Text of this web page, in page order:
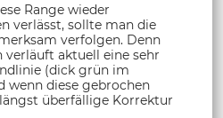
Range wieder
verlässt, sollte man die
verfolgen. Denn
verläuft aktuell eine sehr
(dick grün im
wenn diese gebrochen
überfällige Korrektur